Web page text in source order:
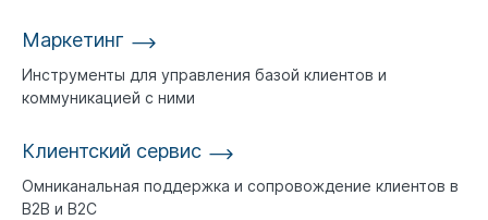
Маркетинг
Инструменты для управления базой клиентов и
коммуникацией с ними
Клиентский сервис
Омниканальная поддержка и сопровождение клиентов в
B2B и B2C